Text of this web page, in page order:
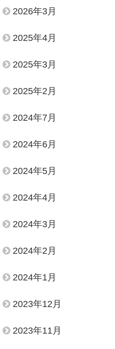
2026年3月
2025年4月
2025年3月
2025年2月
2024年7月
2024年6月
2024年5月
2024年4月
2024年3月
2024年2月
2024年1月
2023年12月
2023年11月